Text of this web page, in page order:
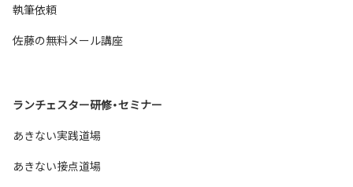
執筆依頼
佐藤の無料メール講座
ランチェスター研修・セミナー
あきない実践道場
あきない接点道場